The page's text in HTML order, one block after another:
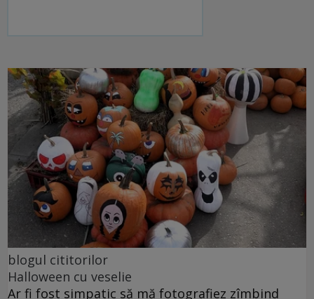
blogul cititorilor
Halloween cu veselie
Ar fi fost simpatic să mă fotografiez zîmbind